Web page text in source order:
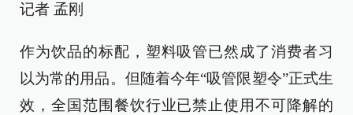
记者 孟刚
作为饮品的标配，塑料吸管已然成了消费者习
以为常的用品。但随着今年“吸管限塑令”正式生
效，全国范围餐饮行业已禁止使用不可降解的